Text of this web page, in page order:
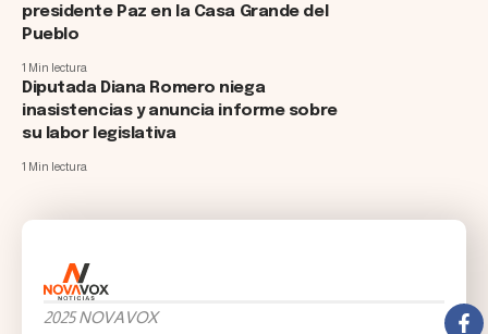
presidente Paz en la Casa Grande del
Pueblo
1 Min lectura
Diputada Diana Romero niega
inasistencias y anuncia informe sobre
su labor legislativa
1 Min lectura
2025 NOVAVOX